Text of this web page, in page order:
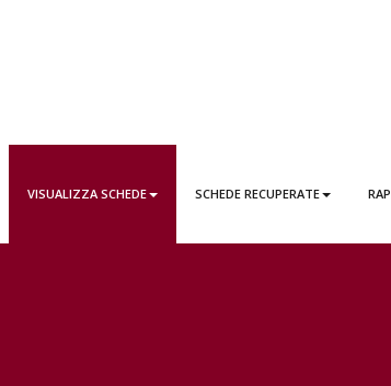
VISUALIZZA SCHEDE SCHEDE RECUPERATE